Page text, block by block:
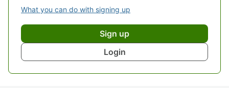
What you can do with signing up
Sign up
Login